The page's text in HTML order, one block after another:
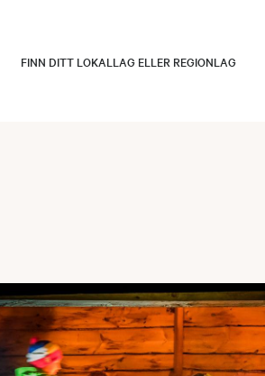
FINN DITT LOKALLAG ELLER REGIONLAG